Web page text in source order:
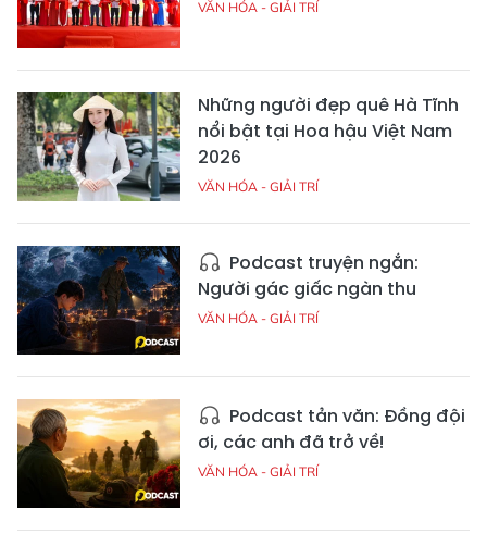
VĂN HÓA - GIẢI TRÍ
Những người đẹp quê Hà Tĩnh
nổi bật tại Hoa hậu Việt Nam
2026
VĂN HÓA - GIẢI TRÍ
Podcast truyện ngắn:
Người gác giấc ngàn thu
VĂN HÓA - GIẢI TRÍ
Podcast tản văn: Đồng đội
ơi, các anh đã trở về!
VĂN HÓA - GIẢI TRÍ